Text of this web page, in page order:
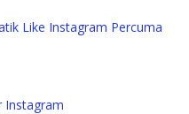
Like Instagram Percuma
Instagram